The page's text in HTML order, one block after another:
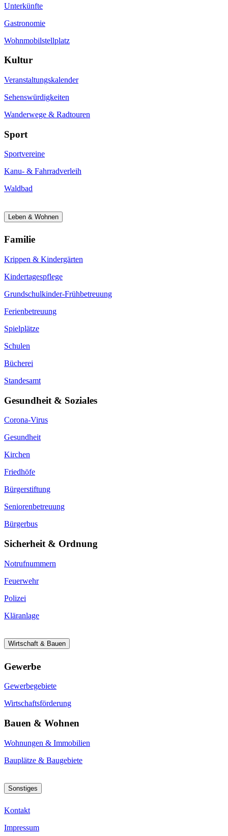
Unterkünfte
Gastronomie
Wohnmobilstellplatz
Kultur
Veranstaltungskalender
Sehenswürdigkeiten
Wanderwege & Radtouren
Sport
Sportvereine
Kanu- & Fahrradverleih
Waldbad
Leben & Wohnen
Familie
Krippen & Kindergärten
Kindertagespflege
Grundschulkinder-Frühbetreuung
Ferienbetreuung
Spielplätze
Schulen
Bücherei
Standesamt
Gesundheit & Soziales
Corona-Virus
Gesundheit
Kirchen
Friedhöfe
Bürgerstiftung
Seniorenbetreuung
Bürgerbus
Sicherheit & Ordnung
Notrufnummern
Feuerwehr
Polizei
Kläranlage
Wirtschaft & Bauen
Gewerbe
Gewerbegebiete
Wirtschaftsförderung
Bauen & Wohnen
Wohnungen & Immobilien
Bauplätze & Baugebiete
Sonstiges
Kontakt
Impressum